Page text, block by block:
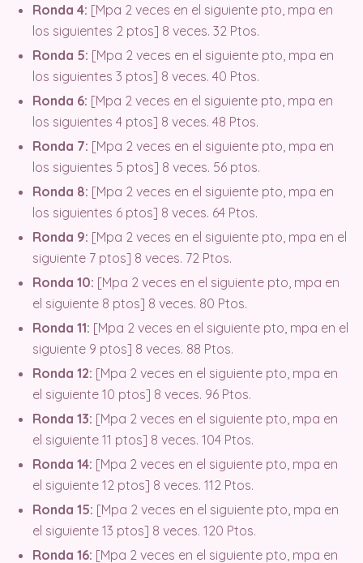
Ronda 4: [Mpa 2 veces en el siguiente pto, mpa en
los siguientes 2 ptos] 8 veces. 32 Ptos.
Ronda 5: [Mpa 2 veces en el siguiente pto, mpa en
los siguientes 3 ptos] 8 veces. 40 Ptos.
Ronda 6: [Mpa 2 veces en el siguiente pto, mpa en
los siguientes 4 ptos] 8 veces. 48 Ptos.
Ronda 7: [Mpa 2 veces en el siguiente pto, mpa en
los siguientes 5 ptos] 8 veces. 56 ptos.
Ronda 8: [Mpa 2 veces en el siguiente pto, mpa en
los siguientes 6 ptos] 8 veces. 64 Ptos.
Ronda 9: [Mpa 2 veces en el siguiente pto, mpa en el
siguiente 7 ptos] 8 veces. 72 Ptos.
Ronda 10: [Mpa 2 veces en el siguiente pto, mpa en
el siguiente 8 ptos] 8 veces. 80 Ptos.
Ronda 11: [Mpa 2 veces en el siguiente pto, mpa en el
siguiente 9 ptos] 8 veces. 88 Ptos.
Ronda 12: [Mpa 2 veces en el siguiente pto, mpa en
el siguiente 10 ptos] 8 veces. 96 Ptos.
Ronda 13: [Mpa 2 veces en el siguiente pto, mpa en
el siguiente 11 ptos] 8 veces. 104 Ptos.
Ronda 14: [Mpa 2 veces en el siguiente pto, mpa en
el siguiente 12 ptos] 8 veces. 112 Ptos.
Ronda 15: [Mpa 2 veces en el siguiente pto, mpa en
el siguiente 13 ptos] 8 veces. 120 Ptos.
Ronda 16: [Mpa 2 veces en el siguiente pto, mpa en